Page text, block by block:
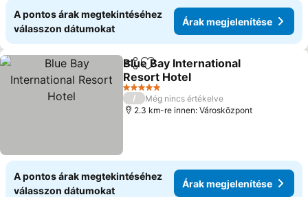
A pontos árak megtekintéséhez
válasszon dátumokat
Árak megjelenítése
Megosztás
Hozzáadás a kedvencekhez
Blue Bay International
Resort Hotel
Árak megjelenítése
5 Kategória
/
Még nincs értékelve
2.3 km-re innen: Városközpont
A pontos árak megtekintéséhez
válasszon dátumokat
Árak megjelenítése